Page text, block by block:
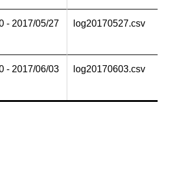
- 2017/05/27
log20170527.csv
- 2017/06/03
log20170603.csv